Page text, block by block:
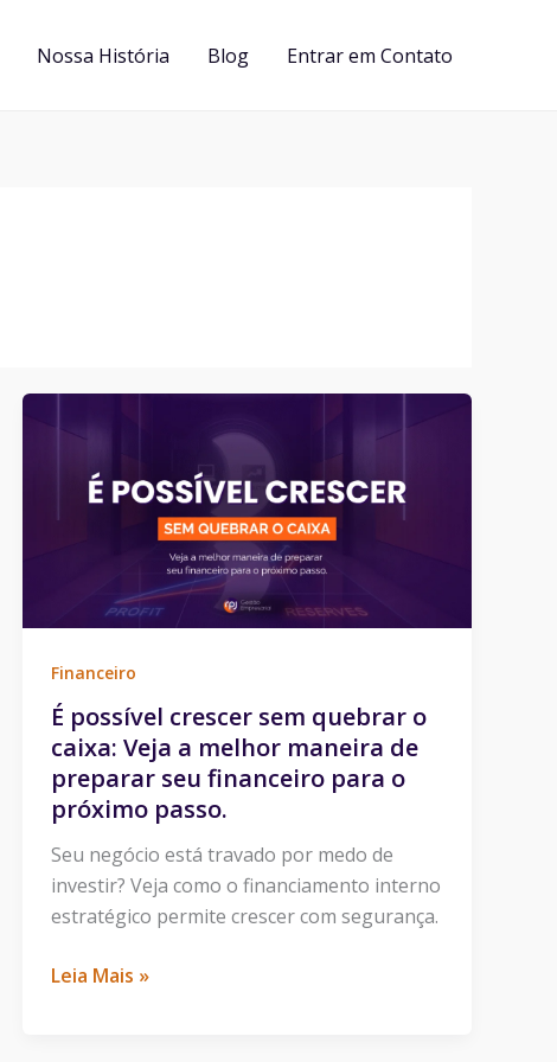
Nossa História Blog Entrar em Contato
Financeiro
É possível crescer sem quebrar o
caixa: Veja a melhor maneira de
preparar seu financeiro para o
próximo passo.
Seu negócio está travado por medo de
investir? Veja como o financiamento interno
estratégico permite crescer com segurança.
crescer
Veja
melhor
maneira
de
preparar
seu
para
o
próximo
passo.
Leia Mais »